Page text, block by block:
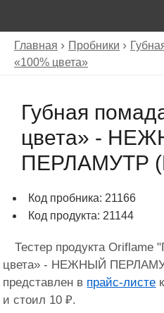
Главная Пробники
«100% цвета»
Губная
цвета» -
ПЕРЛАМУТР (
Код пробника: 21166
Код продукта: 21144
Тестер продукта Oriflame
цвета» - НЕЖНЫЙ
представлен в прайс-листе к
и стоил 10 ₽.